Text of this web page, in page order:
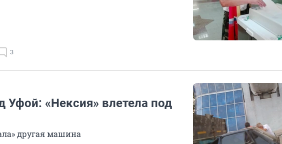
3
Уфой: «Нексия» влетела под
другая машина